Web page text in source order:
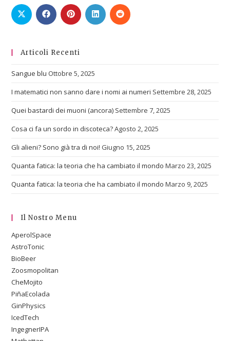
Articoli Recenti
Sangue blu Ottobre 5, 2025
I matematici non sanno dare i nomi ai numeri Settembre 28, 2025
Quei bastardi dei muoni (ancora) Settembre 7, 2025
Cosa ci fa un sordo in discoteca?Agosto 2, 2025
Gli alieni? Sono già tra di noi! Giugno 15, 2025
Quanta fatica: la teoria che ha cambiato il mondo Marzo 23, 2025
Quanta fatica: la teoria che ha cambiato il mondo Marzo 9, 2025
Il Nostro Menu
AperolSpace
AstroTonic
BioBeer
Zoosmopolitan
CheMojito
PiñaEcolada
GinPhysics
IcedTech
IngegnerIPA